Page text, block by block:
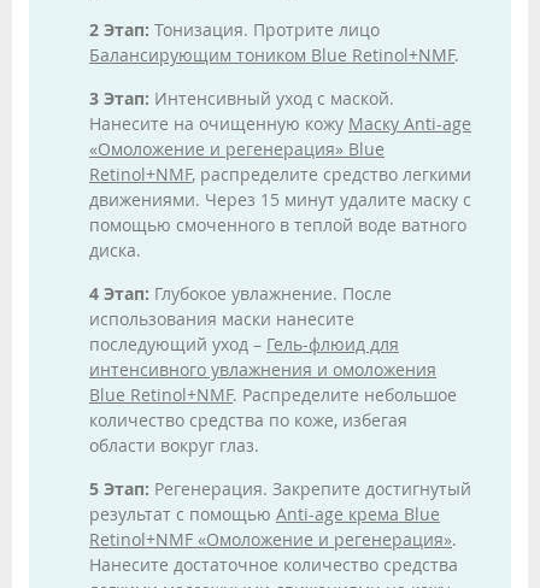
2 Этап: Тонизация. Протрите лицо
Балансирующим тоником Blue Retinol+NMF.
3 Этап: Интенсивный уход с маской.
Нанесите на очищенную кожу Маску Anti-age
«Омоложение и регенерация» Blue
Retinol+NMF, распределите средство легкими
движениями. Через 15 минут удалите маску с
помощью смоченного в теплой воде ватного
диска.
4 Этап: Глубокое увлажнение. После
использования маски нанесите
последующий уход – Гель-флюид для
интенсивного увлажнения и омоложения
Blue Retinol+NMF. Распределите небольшое
количество средства по коже, избегая
области вокруг глаз.
5 Этап: Регенерация. Закрепите достигнутый
результат с помощью Anti-age крема Blue
Retinol+NMF «Омоложение и регенерация».
Нанесите достаточное количество средства